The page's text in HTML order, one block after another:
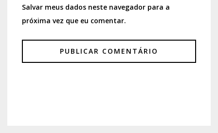
Salvar meus dados neste navegador para a
próxima vez que eu comentar.